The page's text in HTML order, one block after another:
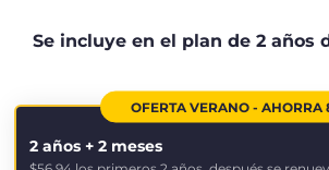
Se incluye en el plan de 2 años
OFERTA VERANO - AHORRA
2 años + 2 meses